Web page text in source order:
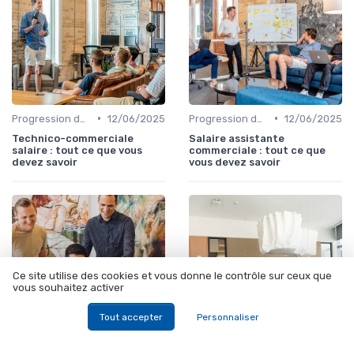
• 12/06/2025
Technico-commerciale
salaire : tout ce que vous
devez savoir
• 12/06/2025
Salaire assistante
commerciale : tout ce que
vous devez savoir
Ce site utilise des cookies et vous donne le contrôle sur ceux que
vous souhaitez activer
Tout accepter Personnaliser